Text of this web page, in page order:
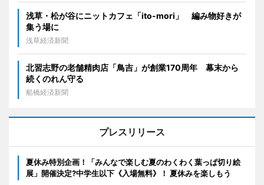
浅草・松が谷にニットカフェ「ito-mori」 編み物好きが
集う場に
浅草経済新聞
北習志野の老舗精肉店「鳥吉」が創業170周年 幕末から
続くのれん守る
船橋経済新聞
プレスリリース
夏休み特別企画！「みんなで楽しむ夏のわくわく葉っぱ切り絵
展」開催決定?中学生以下《入場無料》！ 夏休みを楽しもう